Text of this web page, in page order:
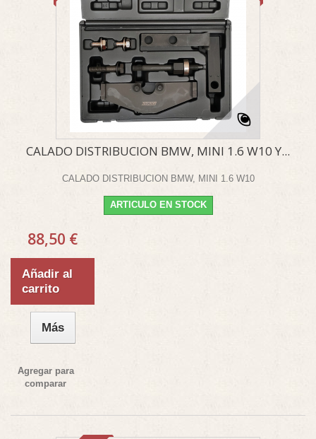
CALADO DISTRIBUCION BMW, MINI 1.6 W10 Y...
CALADO DISTRIBUCION BMW, MINI 1.6 W10
ARTICULO EN STOCK
88,50 €
Añadir al
carrito
Más
Agregar para
comparar